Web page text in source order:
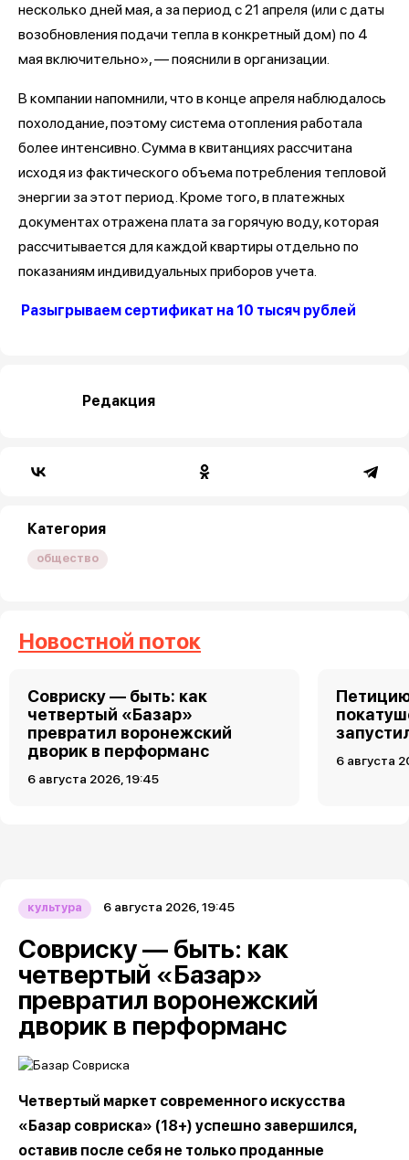
несколько дней мая, а за период с 21 апреля (или с даты
возобновления подачи тепла в конкретный дом) по 4
мая включительно», — пояснили в организации.
В компании напомнили, что в конце апреля наблюдалось
похолодание, поэтому система отопления работала
более интенсивно. Сумма в квитанциях рассчитана
исходя из фактического объема потребления тепловой
энергии за этот период. Кроме того, в платежных
документах отражена плата за горячую воду, которая
рассчитывается для каждой квартиры отдельно по
показаниям индивидуальных приборов учета.
Разыгрываем сертификат на 10 тысяч рублей
Редакция
Категория
общество
Новостной поток
Совриску — быть: как
четвертый «Базар»
превратил воронежский
дворик в перформанс
6 августа 2026, 19:45
6 августа
культура 6 августа 2026, 19:45
Совриску — быть: как
четвертый «Базар»
превратил воронежский
дворик в перформанс
Четвертый маркет современного искусства
«Базар совриска» (18+) успешно завершился,
оставив после себя не только проданные